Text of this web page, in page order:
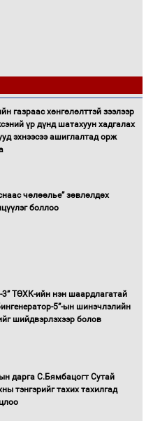
газраас хөнгөлөлттэй зээлээр
үр дүнд шатахуун хадгалах
эхнээсээ ашиглалтад орж
чөлөөлье” зөвлөлдөх
боллоо
ТӨХК-ийн нэн шаардлагатай
5”-ын шинэчлэлийн
шийдвэрлэхээр болов
дарга С.Бямбацогт Сутай
тэнгэрийг тахих тахилгад